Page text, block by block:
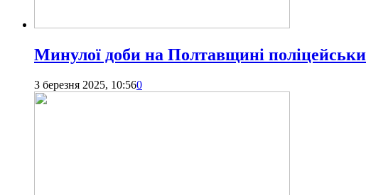
Минулої доби на Полтавщині
3 березня 2025, 10:560